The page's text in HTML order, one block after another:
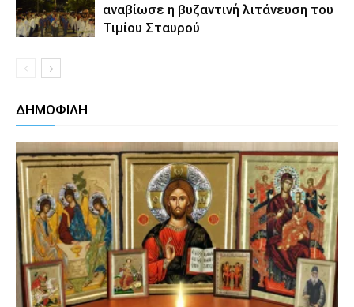
αναβίωσε η βυζαντινή λιτάνευση του
Τιμίου Σταυρού
ΔΗΜΟΦΙΛΗ